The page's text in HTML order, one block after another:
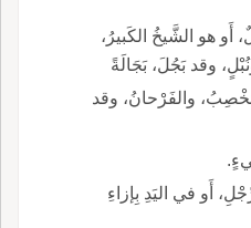
هو الشَّيخُ الكَبيرُ،
وقد بَجُلَ، بَجَالَةً
والفَرْحانُ، وقد
أَو في اليَدِ بِإزاءِ